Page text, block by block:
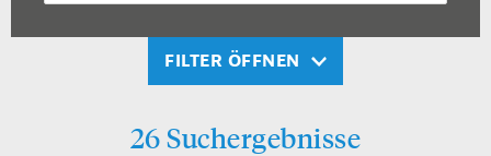
FILTER ÖFFNEN
26 Suchergebnisse